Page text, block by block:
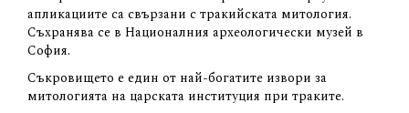
апликациите са свързани с тракийската митология.
Съхранява се в Националния археологически музей в
София.
Съкровището е един от най-богатите извори за
митологията на царската институция при траките.